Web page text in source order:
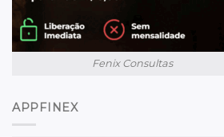
Fenix Consultas
APPFINEX